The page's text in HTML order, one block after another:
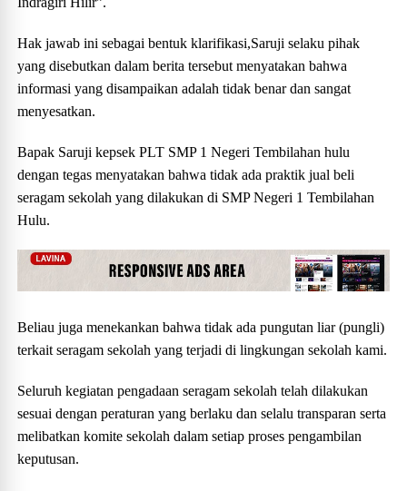
Hak jawab ini sebagai bentuk klarifikasi,Saruji selaku pihak
yang disebutkan dalam berita tersebut menyatakan bahwa
informasi yang disampaikan adalah tidak benar dan sangat
menyesatkan.
Bapak Saruji kepsek PLT SMP 1 Negeri Tembilahan hulu
dengan tegas menyatakan bahwa tidak ada praktik jual beli
seragam sekolah yang dilakukan di SMP Negeri 1 Tembilahan
Hulu.
Beliau juga menekankan bahwa tidak ada pungutan liar (pungli)
terkait seragam sekolah yang terjadi di lingkungan sekolah kami.
Seluruh kegiatan pengadaan seragam sekolah telah dilakukan
sesuai dengan peraturan yang berlaku dan selalu transparan serta
melibatkan komite sekolah dalam setiap proses pengambilan
keputusan.